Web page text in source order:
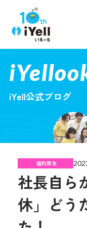
iYell公式ブログ
福利厚生
社長自ら
休」どう